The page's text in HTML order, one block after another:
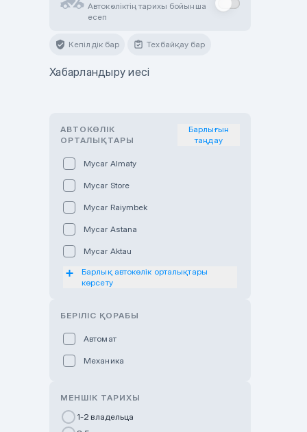
Автокөліктің тарихы бойынша
есеп
Кепілдік бар Техбайқау бар
Хабарландыру иесі
АВТОКӨЛІК
ОРТАЛЫҚТАРЫ
Барлығын
таңдау
Mycar Almaty
Mycar Store
Mycar Raiymbek
Mycar Astana
Mycar Aktau
Mycar Uralsk
Haval & Tank Pavlodar
Bavaria Almaty
Mycar Shymkent
Барлық автокөлік орталықтары
көрсету
БЕРІЛІС ҚОРАБЫ
Автомат
Механика
МЕНШІК ТАРИХЫ
1-2 владельца